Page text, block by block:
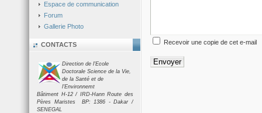
Recevoir une copie de cet e-mail
Envoyer
Espace de communication
Forum
Gallerie Photo
CONTACTS
Direction de l'Ecole
Doctorale Science de la Vie,
de la Santé et de
l'Environnemt
Bâtiment H-12 / IRD-Hann Route des
Pères Maristes BP: 1386 - Dakar /
SENEGAL